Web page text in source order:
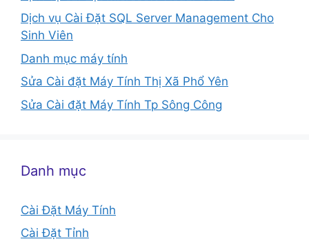
Dịch vụ Cài Đặt SQL Server Management Cho
Sinh Viên
Danh mục máy tính
Sửa Cài đặt Máy Tính Thị Xã Phổ Yên
Sửa Cài đặt Máy Tính Tp Sông Công
Danh mục
Cài Đặt Máy Tính
Cài Đặt Tỉnh